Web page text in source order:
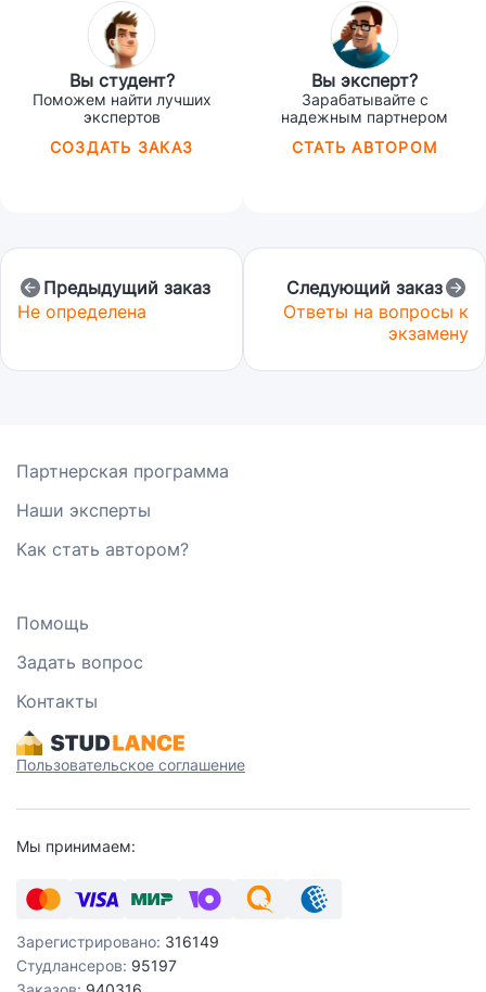
Вы студент?
Поможем найти лучших
экспертов
СОЗДАТЬ ЗАКАЗ
Вы эксперт?
Зарабатывайте с
надежным партнером
СТАТЬ АВТОРОМ
Предыдущий заказ
Не определена
Следующий заказ
Ответы на вопросы к
экзамену
Партнерская программа
Наши эксперты
Как стать автором?
Помощь
Задать вопрос
Контакты
Пользовательское соглашение
Мы принимаем:
Зарегистрировано: 316149
Студлансеров: 95197